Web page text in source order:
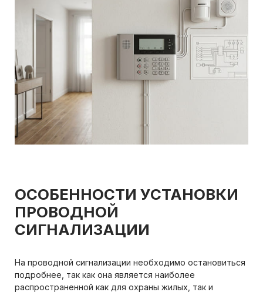
ОСОБЕННОСТИ УСТАНОВКИ
ПРОВОДНОЙ
СИГНАЛИЗАЦИИ
На проводной сигнализации необходимо остановиться
подробнее, так как она является наиболее
распространенной как для охраны жилых, так и